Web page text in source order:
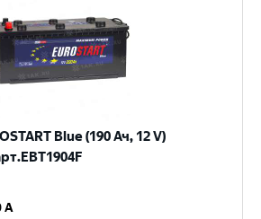
Blue (190 Ач, 12 V)
A